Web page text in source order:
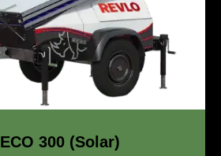
ECO 300 (Solar)